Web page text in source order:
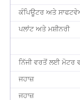
ਕੰਪਿਊਟਰ ਅਤੇ
ਪਲਾਂਟ ਅਤੇ ਮਸ਼ੀਨਰੀ
ਨਿੱਜੀ ਵਰਤੋਂ ਲਈ ਮੋਟਰ
ਜਹਾਜ਼
ਜਹਾਜ਼